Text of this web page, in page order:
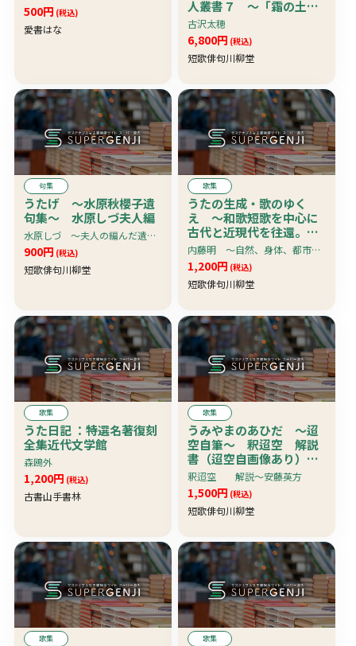
500円 (税込)
愛書はな
人叢書７ 〜「霜の土昭
和無辜の死詰めて逝く」
「デモを映し冷凍魚らの
眼ビキニデー」・・・
古沢太穂
6,800円 (税込)
短歌俳句川柳堂
句集
うたげ 〜水原秋櫻子遺
句集〜 水原しづ夫人編
水原しづ 〜夫人の編んだ遺句集。病床での句。昭和五十四〜五十六年。明るい句集名にしたく「うたげ」とされた。
900円 (税込)
短歌俳句川柳堂
歌集
うたの生成・歌のゆく
え 〜和歌短歌を中心に
古代と近現代を往還。日
本文学の基層にあるも
の、今日を生きる人間と
文化を考える
内藤明 〜自然、身体、都市、言葉・構造・主体で構成 〜労作〜
1,200円 (税込)
短歌俳句川柳堂
歌集
うた日記 ：特選名著復刻
全集近代文学館
森鴎外
1,200円 (税込)
古書山手書林
歌集
うみやまのあひだ 〜迢
空自筆〜 釈迢空 解説
書（迢空自画像あり）付
き
釈迢空 解説〜安藤英方
1,500円 (税込)
短歌俳句川柳堂
歌集 歌集